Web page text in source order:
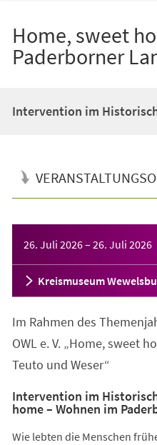
Home, sweet
Paderborner
Intervention im
26. Juli 2026– 26. Juli 2026
Kreismuseum
Im Rahmen des
OWL e. V. „Home, sweet
Teuto und Weser“
Intervention im
home – Wohnen im
Wie lebten die Menschen